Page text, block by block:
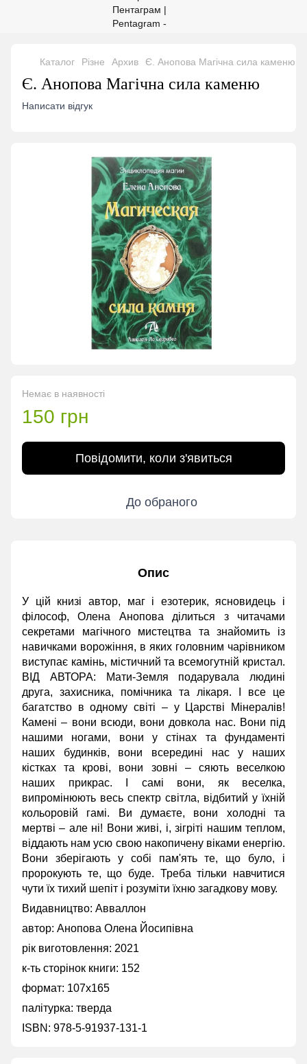
Каталог Різне Архив Є. Анопова Магічна сила каменю
Є. Анопова Магічна сила каменю
Написати відгук
Немає в наявності
150 грн
Повідомити, коли з'явиться
До обраного
Опис
У цій книзі автор, маг і езотерик, ясновидець і
філософ, Олена Анопова ділиться з читачами
секретами магічного мистецтва та знайомить із
навичками ворожіння, в яких головним чарівником
виступає камінь, містичний та всемогутній кристал.
ВІД АВТОРА: Мати-Земля подарувала людині
друга, захисника, помічника та лікаря. І все це
багатство в одному світі – у Царстві Мінералів!
Камені – вони всюди, вони довкола нас. Вони під
нашими ногами, вони у стінах та фундаменті
наших будинків, вони всередині нас у наших
кістках та крові, вони зовні – сяють веселкою
наших прикрас. І самі вони, як веселка,
випромінюють весь спектр світла, відбитий у їхній
кольоровій гамі. Ви думаєте, вони холодні та
мертві – але ні! Вони живі, і, зігріті нашим теплом,
віддають нам усю свою накопичену віками енергію.
Вони зберігають у собі пам'ять те, що було, і
пророкують те, що буде. Треба тільки навчитися
чути їх тихий шепіт і розуміти їхню загадкову мову.
Видавництво: Авваллон
автор: Анопова Олена Йосипівна
рік виготовлення: 2021
к-ть сторінок книги: 152
формат: 107х165
палітурка: тверда
ISBN: 978-5-91937-131-1